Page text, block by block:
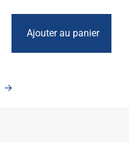
Ajouter au panier
→